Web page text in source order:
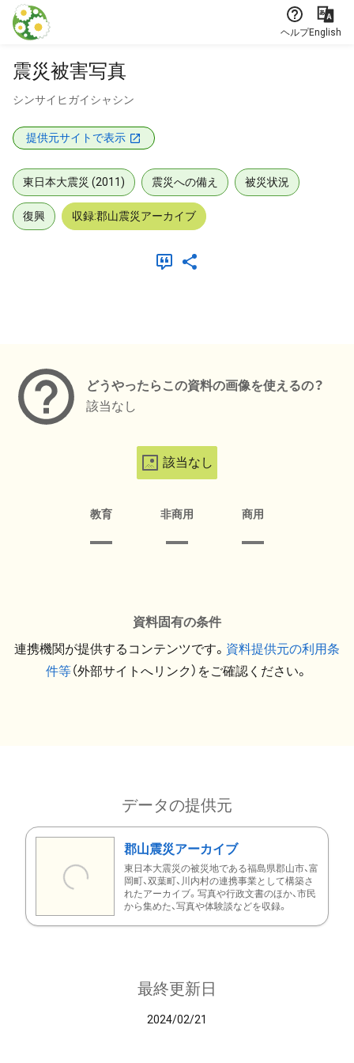
本文に飛ぶ
ヘルプEnglish
震災被害写真
シンサイヒガイシャシン
提供元サイトで表示
東日本大震災 (2011) 震災への備え 被災状況
復興 収録:郡山震災アーカイブ
どうやったらこの資料の画像を使えるの？
該当なし
該当なし
教育 非商用 商用
資料固有の条件
連携機関が提供するコンテンツです。 資料提供元の利用条
件等（外部サイトへリンク）をご確認ください。
データの提供元
郡山震災アーカイブ
東日本大震災の被災地である福島県郡山市、富
岡町、双葉町、川内村の連携事業として構築さ
れたアーカイブ。写真や行政文書のほか、市民
から集めた、写真や体験談などを収録。
最終更新日
2024/02/21